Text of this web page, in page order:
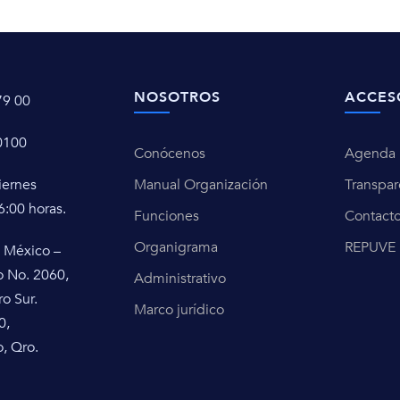
00
horas.
–
No. 2060,
Sur.
Qro.
NOSOTROS
Conócenos
Manual Organización
Funciones
Organigrama
Administrativo
Marco jurídico
Agenda
REPUVE